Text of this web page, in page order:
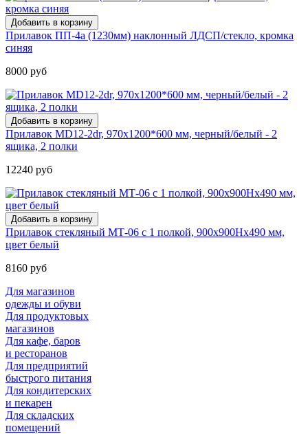
Прилавок ПП-4а (1230мм) наклонный ЛДСП/стекло, кромка
синяя
8000 руб
Прилавок MD12-2dr, 970х1200*600 мм, черный/белый - 2
ящика, 2 полки
12240 руб
Прилавок стекляный МТ-06 с 1 полкой, 900х900Нх490 мм,
цвет белый
8160 руб
Для магазинов
одежды и обуви
Для продуктовых
магазинов
Для кафе, баров
и ресторанов
Для предприятий
быстрого питания
Для кондитерских
и пекарен
Для складских
помещений